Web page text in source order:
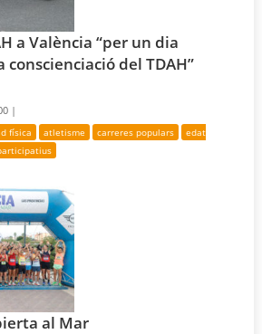
a València “per un dia
del TDAH”
|
física atletisme carreres populars
edat
al Mar